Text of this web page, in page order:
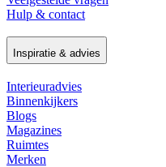
Hulp & contact
Inspiratie & advies
Interieuradvies
Binnenkijkers
Blogs
Magazines
Ruimtes
Merken